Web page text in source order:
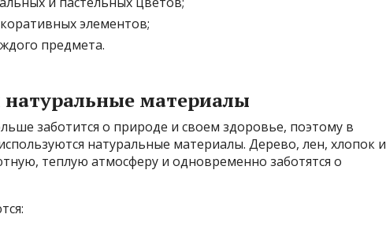
элементов;
предмета.
натуральные материалы
заботится о природе и своем здоровье, поэтому в
натуральные материалы. Дерево, лен, хлопок и
теплую атмосферу и одновременно заботятся о